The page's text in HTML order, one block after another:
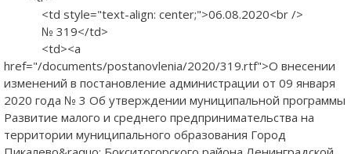
<td style="text-align: center;">06.08.2020<br />
№ 319</td>
<td><a
href="/documents/postanovlenia/2020/319.rtf">О внесении
изменений в постановление администрации от 09 января
2020 года № 3 Об утверждении муниципальной программы
Развитие малого и среднего предпринимательства на
территории муниципального образования Город